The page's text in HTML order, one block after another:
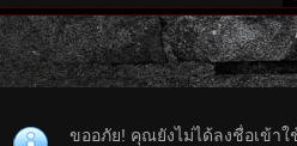
ขออภัย! คุณยังไม่ได้ลงชื่อเข้า